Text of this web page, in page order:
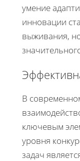
умение
инновации
выживания,
В
ключевым
уровня
задач